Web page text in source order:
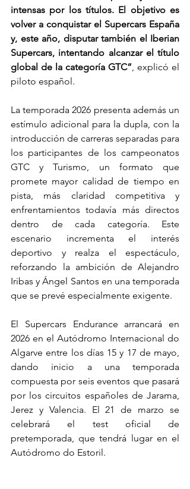
intensas por los títulos. El objetivo es
volver a conquistar el Supercars España
y, este año, disputar también el Iberian
Supercars, intentando alcanzar el título
global de la categoría GTC” , explicó el
piloto español.
La temporada 2026 presenta además un
estímulo adicional para la dupla, con la
introducción de carreras separadas para
los participantes de los campeonatos
GTC y Turismo, un formato que
promete mayor calidad de tiempo en
pista, más claridad competitiva y
enfrentamientos todavía más directos
dentro de cada categoría. Este
escenario incrementa el interés
deportivo y realza el espectáculo,
reforzando la ambición de Alejandro
Iribas y Ángel Santos en una temporada
que se prevé especialmente exigente.
El Supercars Endurance arrancará en
2026 en el Autódromo Internacional do
Algarve entre los días 15 y 17 de mayo,
dando inicio a una temporada
compuesta por seis eventos que pasará
por los circuitos españoles de Jarama,
Jerez y Valencia. El 21 de marzo se
celebrará el test oficial de
pretemporada, que tendrá lugar en el
Autódromo do Estoril.